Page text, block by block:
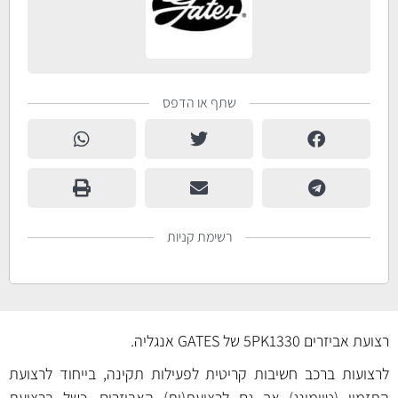
שתף או הדפס
רשימת קניות
רצועת אביזרים 5PK1330 של GATES אנגליה.
לרצועות ברכב חשיבות קריטית לפעילות תקינה, בייחוד לרצועת